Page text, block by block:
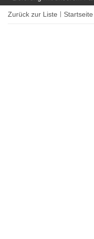
Zurück zur Liste Startseite